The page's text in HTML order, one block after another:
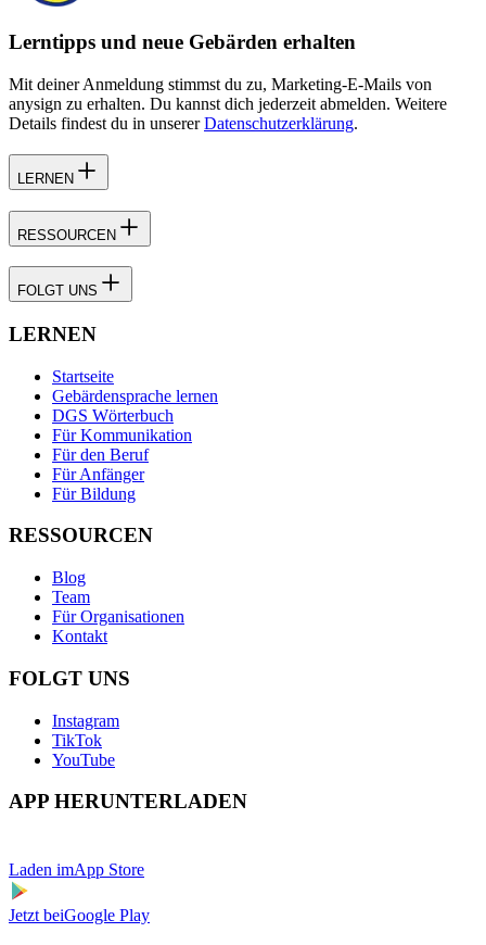
Lerntipps und neue Gebärden erhalten
Mit deiner Anmeldung stimmst du zu, Marketing-E-Mails von
anysign zu erhalten. Du kannst dich jederzeit abmelden. Weitere
Details findest du in unserer Datenschutzerklärung.
LERNEN
RESSOURCEN
FOLGT UNS
LERNEN
Startseite
Gebärdensprache lernen
DGS Wörterbuch
Für Kommunikation
Für den Beruf
Für Anfänger
Für Bildung
RESSOURCEN
Blog
Team
Für Organisationen
Kontakt
FOLGT UNS
Instagram
TikTok
YouTube
APP HERUNTERLADEN
Laden imApp Store
Jetzt beiGoogle Play